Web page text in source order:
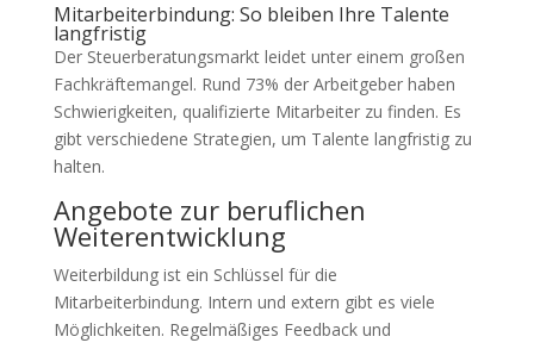
Mitarbeiterbindung: So bleiben Ihre Talente
langfristig
Der Steuerberatungsmarkt leidet unter einem großen
Fachkräftemangel. Rund 73% der Arbeitgeber haben
Schwierigkeiten, qualifizierte Mitarbeiter zu finden. Es
gibt verschiedene Strategien, um Talente langfristig zu
halten.
Angebote zur beruflichen
Weiterentwicklung
Weiterbildung ist ein Schlüssel für die
Mitarbeiterbindung. Intern und extern gibt es viele
Möglichkeiten. Regelmäßiges Feedback und